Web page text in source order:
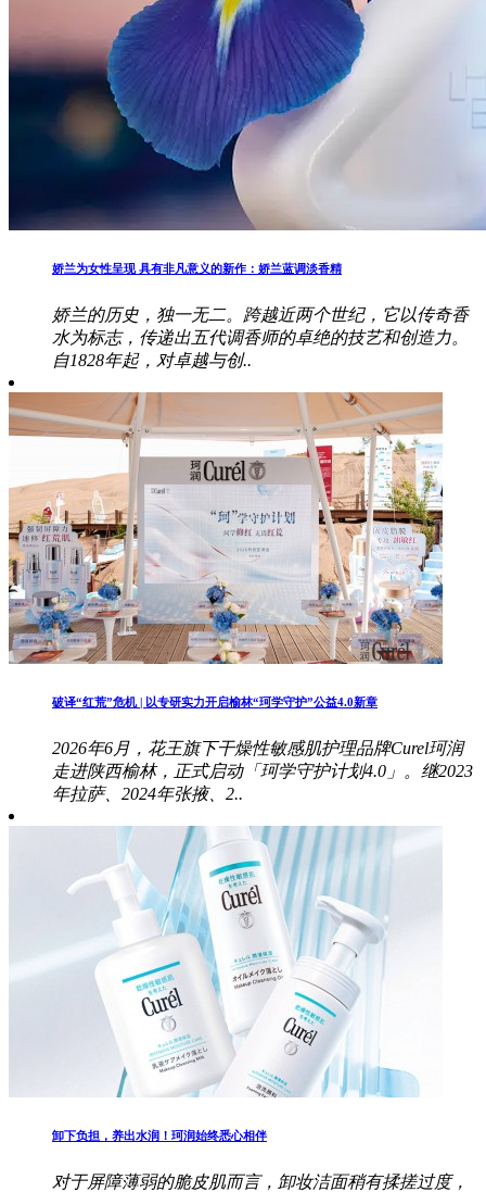
娇兰为女性呈现 具有非凡意义的新作：娇兰蓝调淡香精
娇兰的历史，独一无二。跨越近两个世纪，它以传奇香
水为标志，传递出五代调香师的卓绝的技艺和创造力。
自1828年起，对卓越与创..
破译“红荒”危机 | 以专研实力开启榆林“珂学守护”公益4.0新章
2026年6月，花王旗下干燥性敏感肌护理品牌Curel珂润
走进陕西榆林，正式启动「珂学守护计划4.0」。继2023
年拉萨、2024年张掖、2..
卸下负担，养出水润！珂润始终悉心相伴
对于屏障薄弱的脆皮肌而言，卸妆洁面稍有揉搓过度，